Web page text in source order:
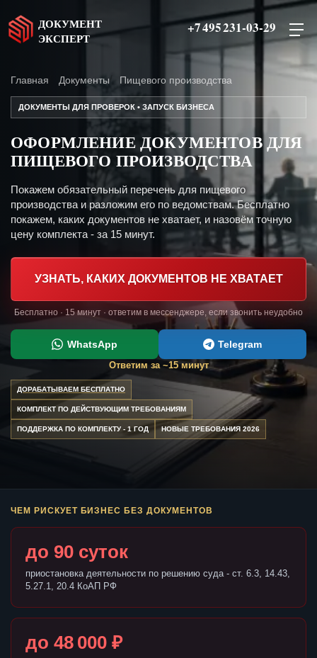
ДОКУМЕНТ
ЭКСПЕРТ
+7 495 231-03-29
Главная Документы Пищевого производства
ДОКУМЕНТЫ ДЛЯ ПРОВЕРОК • ЗАПУСК БИЗНЕСА
ОФОРМЛЕНИЕ ДОКУМЕНТОВ ДЛЯ
ПИЩЕВОГО ПРОИЗВОДСТВА
Покажем обязательный перечень для пищевого
производства и разложим его по ведомствам. Бесплатно
покажем, каких документов не хватает, и назовём точную
цену комплекта - за 15 минут.
УЗНАТЬ, КАКИХ ДОКУМЕНТОВ НЕ ХВАТАЕТ
Бесплатно · 15 минут · ответим в мессенджере, если звонить неудобно
WhatsApp Telegram
Ответим за ~15 минут
ДОРАБАТЫВАЕМ БЕСПЛАТНО
КОМПЛЕКТ ПО ДЕЙСТВУЮЩИМ ТРЕБОВАНИЯМ
ПОДДЕРЖКА ПО КОМПЛЕКТУ - 1 ГОД НОВЫЕ ТРЕБОВАНИЯ 2026
ЧЕМ РИСКУЕТ БИЗНЕС БЕЗ ДОКУМЕНТОВ
до 90 суток
приостановка деятельности по решению суда - ст. 6.3, 14.43,
5.27.1, 20.4 КоАП РФ
до 48 000 ₽